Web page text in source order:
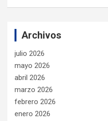
Archivos
julio 2026
mayo 2026
abril 2026
marzo 2026
febrero 2026
enero 2026